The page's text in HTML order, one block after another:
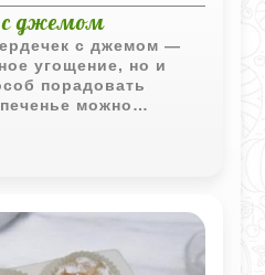
с джемом
с джемом —
угощение, но и
порадовать
можно
не займет много
подойдет любой